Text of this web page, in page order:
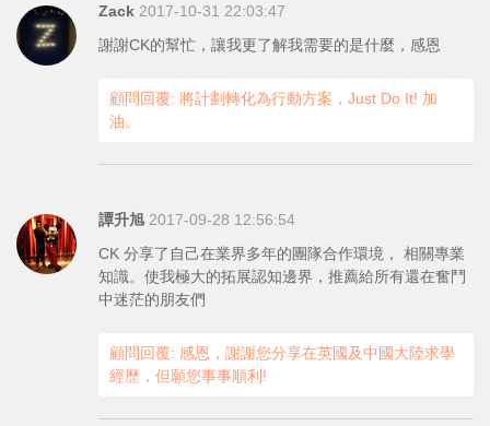
Zack 2017-10-31 22:03:47
謝謝CK的幫忙，讓我更了解我需要的是什麼，感恩
顧問回覆: 將計劃轉化為行動方案，Just Do It! 加
油。
譚升旭 2017-09-28 12:56:54
CK 分享了自己在業界多年的團隊合作環境， 相關專業
知識。使我極大的拓展認知邊界，推薦給所有還在奮鬥
中迷茫的朋友們
顧問回覆: 感恩，謝謝您分享在英國及中國大陸求學
經歷，但願您事事順利!